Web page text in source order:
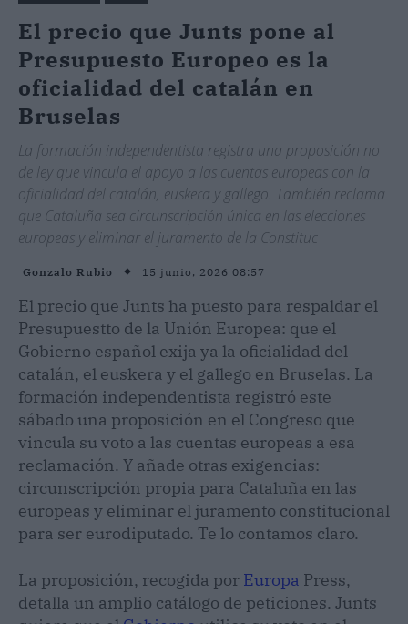
El precio que Junts pone al
Presupuesto Europeo es la
oficialidad del catalán en
Bruselas
La formación independentista registra una proposición no
de ley que vincula el apoyo a las cuentas europeas con la
oficialidad del catalán, euskera y gallego. También reclama
que Cataluña sea circunscripción única en las elecciones
europeas y eliminar el juramento de la Constituc
Gonzalo Rubio 15 junio, 2026 08:57
El precio que Junts ha puesto para respaldar el
Presupuestto de la Unión Europea: que el
Gobierno español exija ya la oficialidad del
catalán, el euskera y el gallego en Bruselas. La
formación independentista registró este
sábado una proposición en el Congreso que
vincula su voto a las cuentas europeas a esa
reclamación. Y añade otras exigencias:
circunscripción propia para Cataluña en las
europeas y eliminar el juramento constitucional
para ser eurodiputado. Te lo contamos claro.
La proposición, recogida por Europa Press,
detalla un amplio catálogo de peticiones. Junts